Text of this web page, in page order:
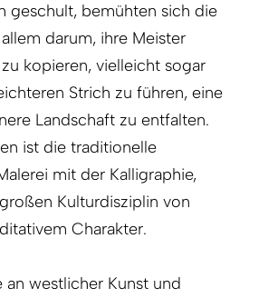
geschult, bemühten sich die
darum, ihre Meister
kopieren, vielleicht sogar
Strich zu führen, eine
Landschaft zu entfalten.
ist die traditionelle
mit der Kalligraphie,
Kulturdisziplin von
Charakter.
an westlicher Kunst und